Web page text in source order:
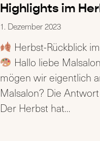
Highlights im
1. Dezember 2023
Herbst-Rückblick
Hallo liebe
mögen wir eigentlich
Malsalon? Die
Der Herbst hat…